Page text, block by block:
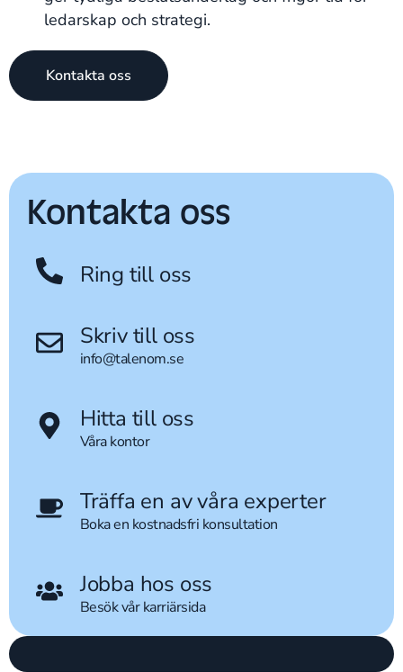
ledarskap och strategi.
Kontakta oss
Kontakta oss
Ring till oss
Skriv till oss
info@talenom.se
Hitta till oss
Våra kontor
Träffa en av våra experter
Boka en kostnadsfri konsultation
Jobba hos oss
Besök vår karriärsida